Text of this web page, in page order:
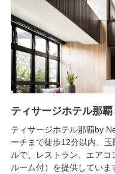
ティサージホテル那
ティサージホテル那覇by
ーチまで徒歩12分以内、
ルで、レストラン、エア
ルーム付）を提供していま